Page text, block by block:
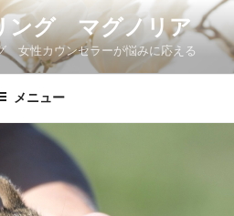
ング マグノリア
女性カウンセラーが悩みに応える
メニュー